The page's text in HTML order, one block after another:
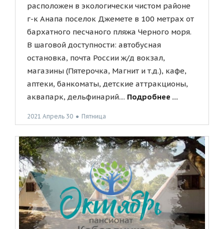
расположен в экологически чистом районе
г-к Анапа поселок Джемете в 100 метрах от
бархатного песчаного пляжа Черного моря.
В шаговой доступности: автобусная
остановка, почта России ж/д вокзал,
магазины (Пятерочка, Магнит и т.д.), кафе,
аптеки, банкоматы, детские аттракционы,
аквапарк, дельфинарий.... Подробнее ...
2021 Апрель 30 ● Пятница